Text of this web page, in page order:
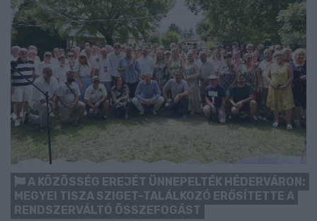
A KÖZÖSSÉG EREJÉT ÜNNEPELTÉK HÉDERVÁRON:
MEGYEI TISZA SZIGET-TALÁLKOZÓ ERŐSÍTETTE A
RENDSZERVÁLTÓ ÖSSZEFOGÁST